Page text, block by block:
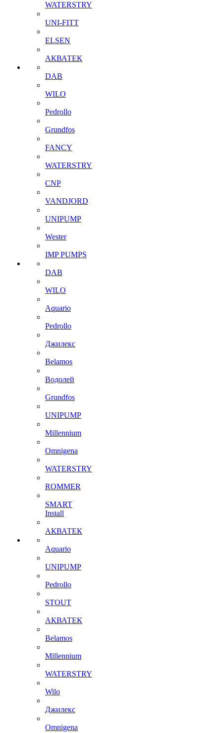
WATERSTRY
UNI-FITT
ELSEN
АКВАТЕК
DAB
WILO
Pedrollo
Grundfos
FANCY
WATERSTRY
CNP
VANDJORD
UNIPUMP
Wester
IMP PUMPS
DAB
WILO
Aquario
Pedrollo
Джилекс
Belamos
Водолей
Grundfos
UNIPUMP
Millennium
Omnigena
WATERSTRY
ROMMER
SMART
Install
АКВАТЕК
Aquario
UNIPUMP
Pedrollo
STOUT
АКВАТЕК
Belamos
Millennium
WATERSTRY
Wilo
Джилекс
Omnigena